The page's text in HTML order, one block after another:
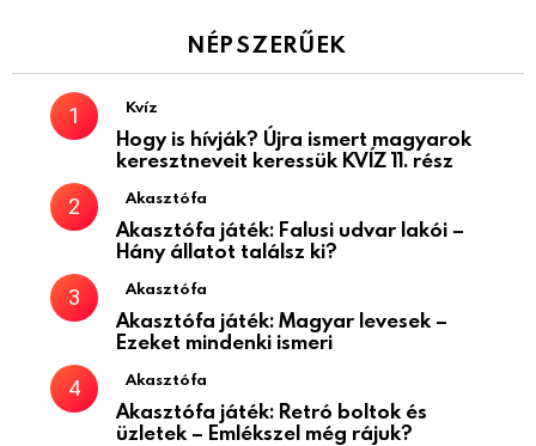
NÉPSZERŰEK
Kvíz
Hogy is hívják? Újra ismert magyarok
keresztneveit keressük KVÍZ 11. rész
Akasztófa
Akasztófa játék: Falusi udvar lakói –
Hány állatot találsz ki?
Akasztófa
Akasztófa játék: Magyar levesek –
Ezeket mindenki ismeri
Akasztófa
Akasztófa játék: Retró boltok és
üzletek – Emlékszel még rájuk?